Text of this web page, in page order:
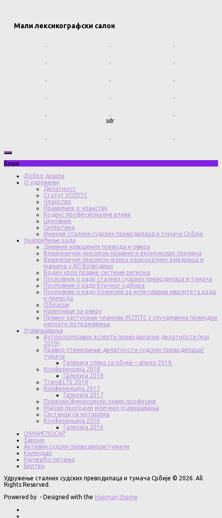
Мали лексикографски салон
sdr
Више
Добро дошли
О удружењу
Делатност
Статут УССПТС
Чланство
Правилник о чланству
Кодекс професионалне етике
Ценовник
Скупштина
Именик сталних судских преводилаца и тумача Србије
Унапређење рада
Дневник извршених превода и овера
Вишејезични лексикон правних и економских термина
Вишејезични лексикон језика националних заједница и
мањина у АП Војводини
Водич кроз правне системе региона
Пословник о раду сталних судских преводилаца и тумача
Пословник о раду Етичког одбора
Пословник о раду Комисије за испитивање квалитета рада
и превода
Обрасци
Налепнице за оверу
Правно заступање чланова УССПТС у случајевима принудне
наплате потраживања
Усавршавања
Ауторскоправни аспекти преводилачке делатности (мај
2019)
Правно утемељење делатности судских преводилаца/
тумача
Галерија слика са обуке – април 2019.
Конференција 2018
Галерија 2018
TransELTE 2018
Конференција 2017
Галерија 2017
Порески/финансијски оквир професије
Мајски програми језичких усавршавања
Састанци са нотарима
Конференција 2016
Галерија 2016
ОМНИГЛОСАР
Закони
Активни судски преводиоци/тумачи
Календар
Најчешћа питања
Билтен
Удружење сталних судских преводилаца и тумача Србије © 2026. All
Rights Reserved.
Powered by - Designed with the Hueman theme